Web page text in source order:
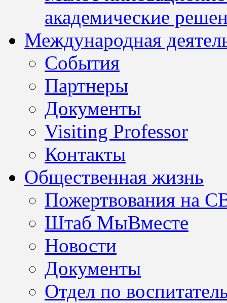
академические
Международная
События
Партнеры
Документы
Visiting Professor
Контакты
Общественная жизнь
Пожертвования на
Штаб МыВместе
Новости
Документы
Отдел по